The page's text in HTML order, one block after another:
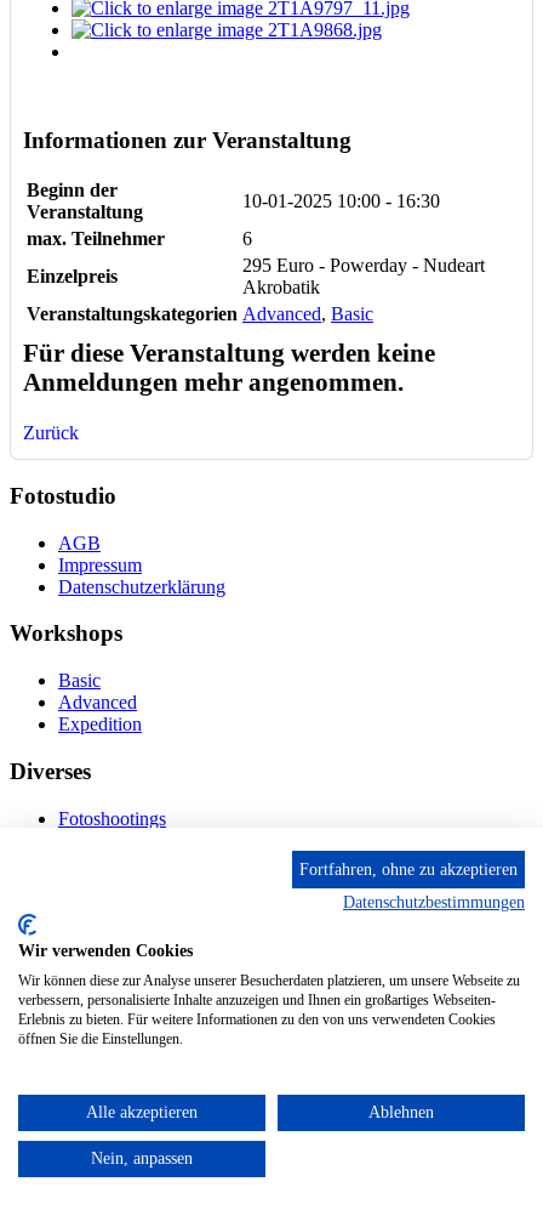
Informationen zur Veranstaltung
Beginn der
Veranstaltung
10-01-2025 10:00 - 16:30
max. Teilnehmer
6
Einzelpreis
295 Euro - Powerday - Nudeart
Akrobatik
Veranstaltungskategorien Advanced, Basic
Für diese Veranstaltung werden keine
Anmeldungen mehr angenommen.
Zurück
Fotostudio
AGB
Impressum
Datenschutzerklärung
Workshops
Basic
Advanced
Expedition
Diverses
Fotoshootings
Kontakt
Fröhnstr. 4-8, 66954 Pirmasens
Diese E-Mail-Adresse ist vor Spambots geschützt! Zur
Anzeige muss JavaScript eingeschaltet sein.
Mobil: + 49 (0) 176/84 62 18 86
© 2024 Stileben. Alle Rechte reserviert
Fortfahren, ohne zu akzeptieren
Datenschutzbestimmungen
Wir verwenden Cookies
Wir können diese zur Analyse unserer Besucherdaten platzieren, um unsere Webseite zu
verbessern, personalisierte Inhalte anzuzeigen und Ihnen ein großartiges Webseiten-
Erlebnis zu bieten. Für weitere Informationen zu den von uns verwendeten Cookies
öffnen Sie die Einstellungen.
Alle akzeptieren Ablehnen
Nein, anpassen